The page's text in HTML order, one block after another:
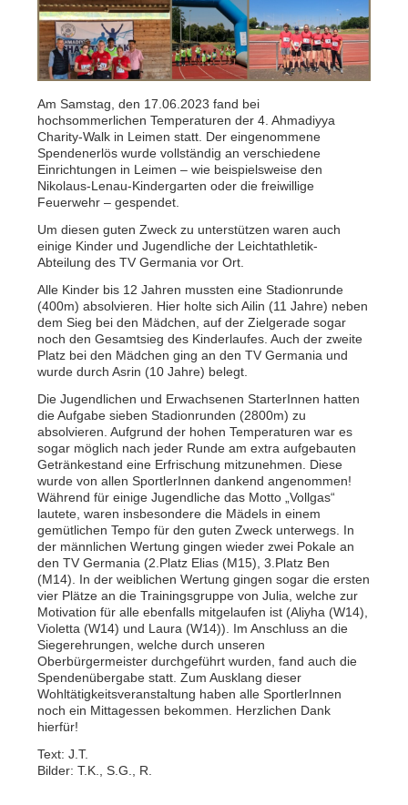
Am Samstag, den 17.06.2023 fand bei
hochsommerlichen Temperaturen der 4. Ahmadiyya
Charity-Walk in Leimen statt. Der eingenommene
Spendenerlös wurde vollständig an verschiedene
Einrichtungen in Leimen – wie beispielsweise den
Nikolaus-Lenau-Kindergarten oder die freiwillige
Feuerwehr – gespendet.
Um diesen guten Zweck zu unterstützen waren auch
einige Kinder und Jugendliche der Leichtathletik-
Abteilung des TV Germania vor Ort.
Alle Kinder bis 12 Jahren mussten eine Stadionrunde
(400m) absolvieren. Hier holte sich Ailin (11 Jahre) neben
dem Sieg bei den Mädchen, auf der Zielgerade sogar
noch den Gesamtsieg des Kinderlaufes. Auch der zweite
Platz bei den Mädchen ging an den TV Germania und
wurde durch Asrin (10 Jahre) belegt.
Die Jugendlichen und Erwachsenen StarterInnen hatten
die Aufgabe sieben Stadionrunden (2800m) zu
absolvieren. Aufgrund der hohen Temperaturen war es
sogar möglich nach jeder Runde am extra aufgebauten
Getränkestand eine Erfrischung mitzunehmen. Diese
wurde von allen SportlerInnen dankend angenommen!
Während für einige Jugendliche das Motto „Vollgas“
lautete, waren insbesondere die Mädels in einem
gemütlichen Tempo für den guten Zweck unterwegs. In
der männlichen Wertung gingen wieder zwei Pokale an
den TV Germania (2.Platz Elias (M15), 3.Platz Ben
(M14). In der weiblichen Wertung gingen sogar die ersten
vier Plätze an die Trainingsgruppe von Julia, welche zur
Motivation für alle ebenfalls mitgelaufen ist (Aliyha (W14),
Violetta (W14) und Laura (W14)). Im Anschluss an die
Siegerehrungen, welche durch unseren
Oberbürgermeister durchgeführt wurden, fand auch die
Spendenübergabe statt. Zum Ausklang dieser
Wohltätigkeitsveranstaltung haben alle SportlerInnen
noch ein Mittagessen bekommen. Herzlichen Dank
hierfür!
Text: J.T.
Bilder: T.K., S.G., R.